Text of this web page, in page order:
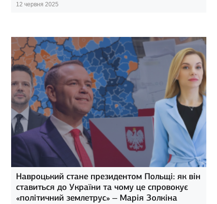
12 червня 2025
Навроцький стане президентом Польщі: як він
ставиться до України та чому це спровокує
«політичний землетрус» – Марія Золкіна